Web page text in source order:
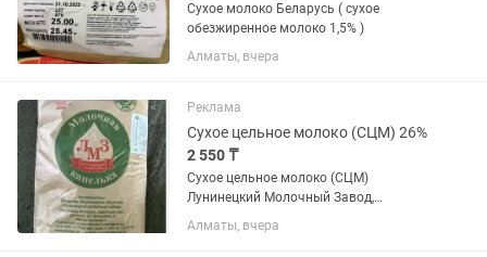
Сухое молоко Беларусь ( сухое
обезжиренное молоко 1,5% )
Алматы, вчера
Реклама
Сухое цельное молоко (СЦМ) 26%
2 550 ₸
Сухое цельное молоко (СЦМ)
Лунинецкий Молочный Завод,
Беларусь жирностью 26% — это
продукт высокого качества,
Алматы, вчера